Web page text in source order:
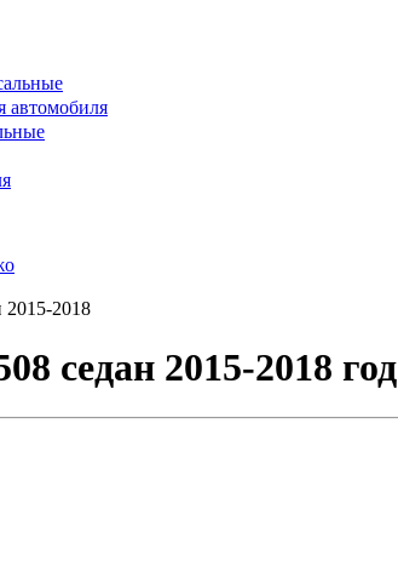
автомобиля
2018
седан 2015-2018 год